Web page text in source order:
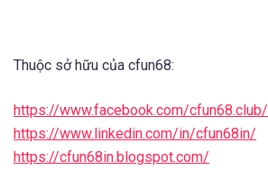
Thuộc sở hữu của cfun68:
https://www.facebook.com/cfun68.club/
https://www.linkedin.com/in/cfun68in/
https://cfun68in.blogspot.com/